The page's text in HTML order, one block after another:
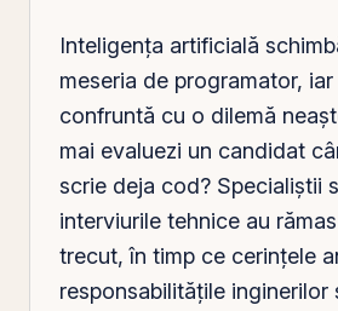
Inteligența artificială
meseria de programator,
confruntă cu o dilemă
mai evaluezi un candidat
scrie deja cod? Specialiștii
interviurile tehnice au
trecut, în timp ce cerințele
responsabilitățile inginerilor